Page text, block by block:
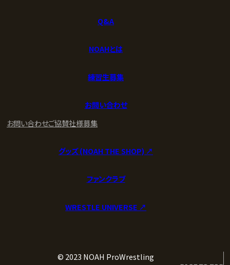
Q&A
NOAHとは
練習生募集
お問い合わせ
お問い合わせご協賛社様募集
グッズ (NOAH THE SHOP) ↗︎
ファンクラブ
WRESTLE UNIVERSE ↗︎
© 2023 NOAH ProWrestling